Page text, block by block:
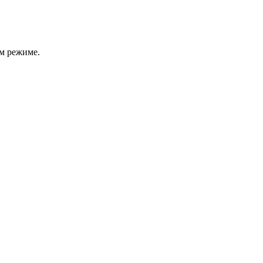
режиме.